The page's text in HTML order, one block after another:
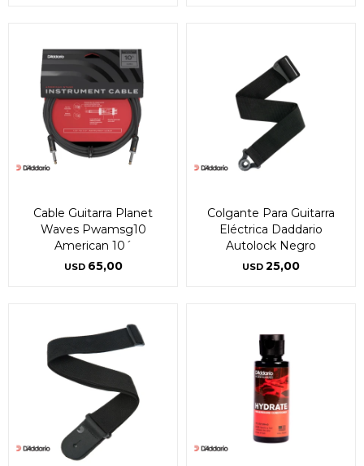
Cable Guitarra Planet
Waves Pwamsg10
American 10´
USD 65,00
Colgante Para Guitarra
Eléctrica Daddario
Autolock Negro
USD 25,00